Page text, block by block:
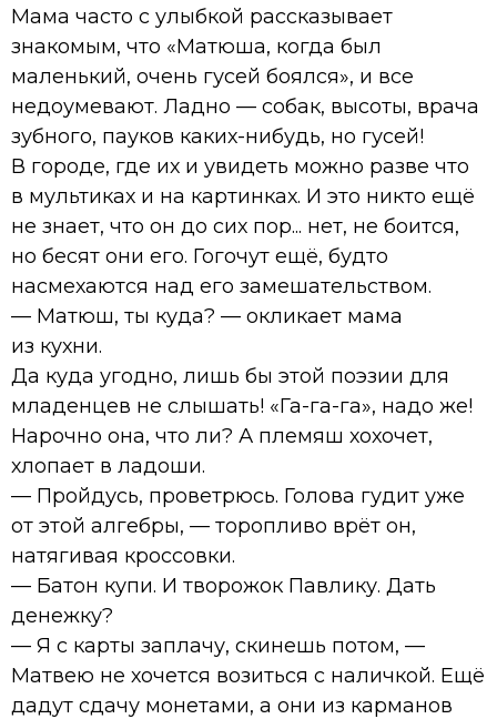
Мама часто с улыбкой рассказывает
знакомым, что «Матюша, когда был
маленький, очень гусей боялся», и все
недоумевают. Ладно — собак, высоты, врача
зубного, пауков каких-нибудь, но гусей!
В городе, где их и увидеть можно разве что
в мультиках и на картинках. И это никто ещё
не знает, что он до сих пор... нет, не боится,
но бесят они его. Гогочут ещё, будто
насмехаются над его замешательством.
— Матюш, ты куда? — окликает мама
из кухни.
Да куда угодно, лишь бы этой поэзии для
младенцев не слышать! «Га-га-га», надо же!
Нарочно она, что ли? А племяш хохочет,
хлопает в ладоши.
— Пройдусь, проветрюсь. Голова гудит уже
от этой алгебры, — торопливо врёт он,
натягивая кроссовки.
— Батон купи. И творожок Павлику. Дать
денежку?
— Я с карты заплачу, скинешь потом, —
Матвею не хочется возиться с наличкой. Ещё
дадут сдачу монетами, а они из карманов